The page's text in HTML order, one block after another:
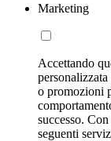
Marketing
Accettando
o promozioni
successo.
seguenti